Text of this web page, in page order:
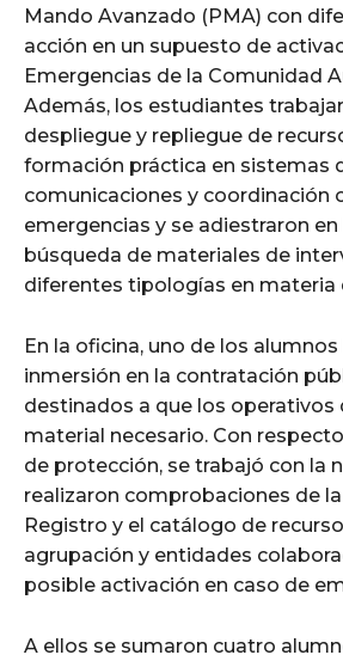
Mando Avanzado (PMA) con
acción en un supuesto de
Emergencias de la Comunidad
Además, los estudiantes
despliegue y repliegue de
formación práctica en sistemas
comunicaciones y coordinación
emergencias y se adiestraron
búsqueda de materiales de
diferentes tipologías en materia
En la oficina, uno de los
inmersión en la contratación
destinados a que los operativos
material necesario. Con
de protección, se trabajó con la
realizaron comprobaciones de
Registro y el catálogo de
agrupación y entidades
posible activación en caso de
A ellos se sumaron cuatro